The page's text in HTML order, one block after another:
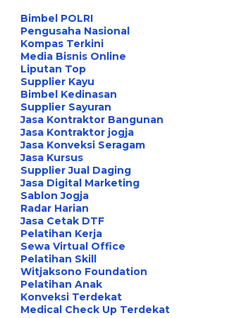
Bimbel POLRI
Pengusaha Nasional
Kompas Terkini
Media Bisnis Online
Liputan Top
Supplier Kayu
Bimbel Kedinasan
Supplier Sayuran
Jasa Kontraktor Bangunan
Jasa Kontraktor jogja
Jasa Konveksi Seragam
Jasa Kursus
Supplier Jual Daging
Jasa Digital Marketing
Sablon Jogja
Radar Harian
Jasa Cetak DTF
Pelatihan Kerja
Sewa Virtual Office
Pelatihan Skill
Witjaksono Foundation
Pelatihan Anak
Konveksi Terdekat
Medical Check Up Terdekat